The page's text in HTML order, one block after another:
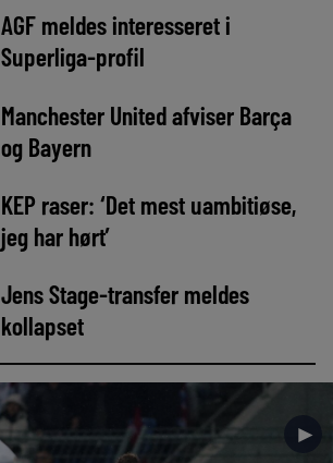
AGF meldes interesseret i
Superliga-profil
Manchester United afviser Barça
og Bayern
KEP raser: ‘Det mest uambitiøse,
jeg har hørt’
Jens Stage-transfer meldes
kollapset
►